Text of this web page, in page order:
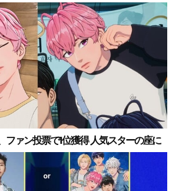
ファン投票で1位獲得 人気スターの座に